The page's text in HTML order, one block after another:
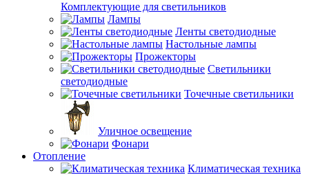
Комплектующие для светильников
Лампы
Ленты светодиодные
Настольные лампы
Прожекторы
Светильники
светодиодные
Точечные светильники
Уличное освещение
Фонари
Отопление
Климатическая техника